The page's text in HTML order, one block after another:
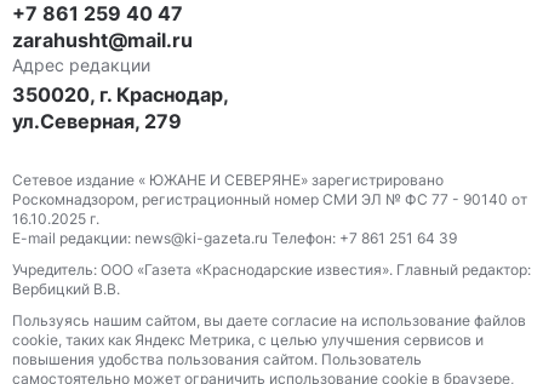
+7 861 259 40 47
zarahusht@mail.ru
Адрес редакции
350020, г. Краснодар,
ул.Северная, 279
Сетевое издание « ЮЖАНЕ И СЕВЕРЯНЕ» зарегистрировано
Роскомнадзором, регистрационный номер СМИ ЭЛ № ФС 77 - 90140 от
16.10.2025 г.
E-mail редакции: news@ki-gazeta.ru Телефон: +7 861 251 64 39
Учредитель: ООО «Газета «Краснодарские известия». Главный редактор:
Вербицкий В.В.
Пользуясь нашим сайтом, вы даете согласие на использование файлов
сооkіе, таких как Яндекс Метрика, с целью улучшения сервисов и
повышения удобства пользования сайтом. Пользователь
самостоятельно может ограничить использование сооkіе в браузере,